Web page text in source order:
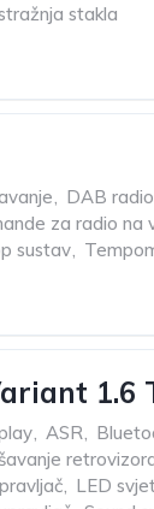
stakla
, DAB radio
za radio na
sustav,
1.6
, ASR,
, LED